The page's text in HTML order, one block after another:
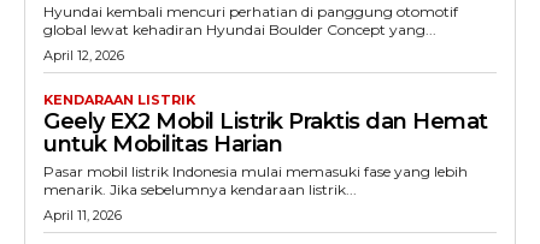
Hyundai kembali mencuri perhatian di panggung otomotif
global lewat kehadiran Hyundai Boulder Concept yang...
April 12, 2026
KENDARAAN LISTRIK
Geely EX2 Mobil Listrik Praktis dan Hemat
untuk Mobilitas Harian
Pasar mobil listrik Indonesia mulai memasuki fase yang lebih
menarik. Jika sebelumnya kendaraan listrik...
April 11, 2026